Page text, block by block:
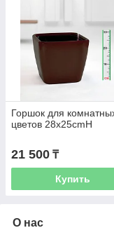
Горшок для
цветов 28х25cmH
21 500 ₸
Купить
О нас